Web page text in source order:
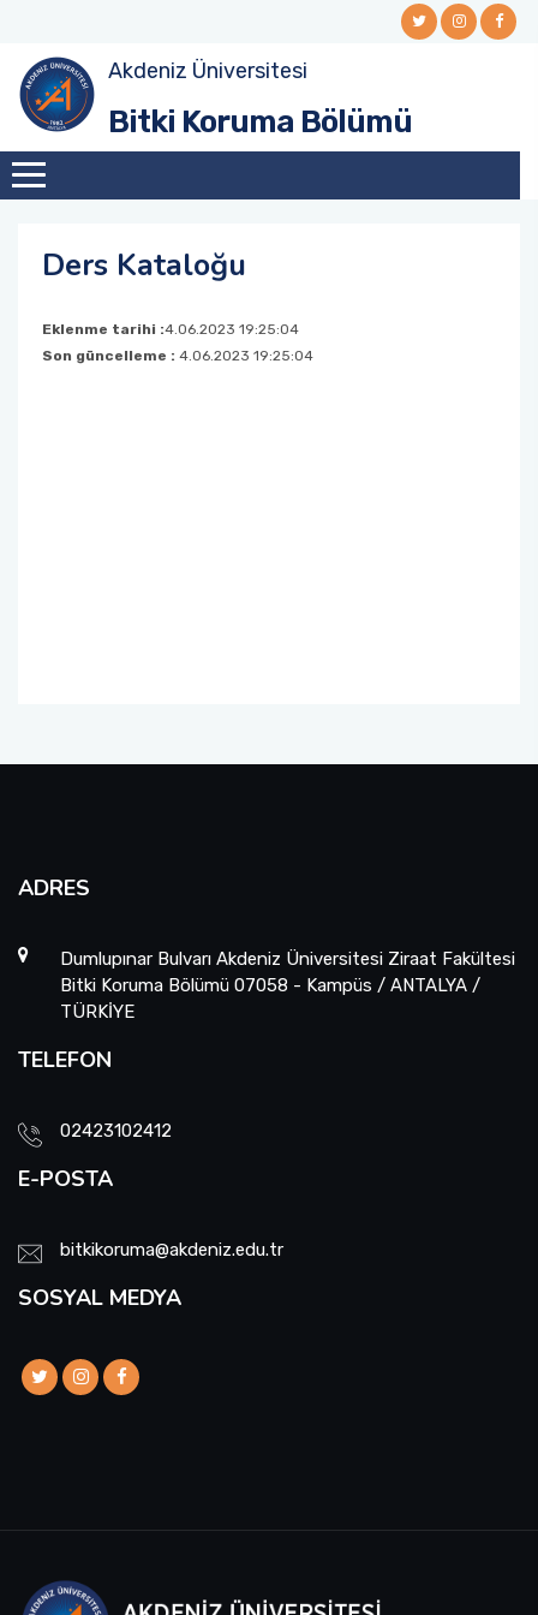
Akdeniz Üniversitesi
Bitki Koruma Bölümü
Ders Kataloğu
Eklenme tarihi :4.06.2023 19:25:04
Son güncelleme : 4.06.2023 19:25:04
ADRES
Dumlupınar Bulvarı Akdeniz Üniversitesi Ziraat Fakültesi
Bitki Koruma Bölümü 07058 - Kampüs / ANTALYA /
TÜRKİYE
TELEFON
02423102412
E-POSTA
bitkikoruma@akdeniz.edu.tr
SOSYAL MEDYA
Yönetim
Danışma Kurulu
Mezunlarımız
Ders Kataloğu
Lisansüstü Öğrenciler
Tanışma Toplantıları
Mezuniyetler
Etkinlikler